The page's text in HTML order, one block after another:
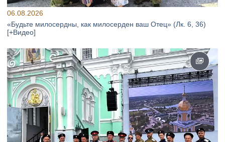
06.08.2026
«Будьте милосердны, как милосерден ваш Отец» (Лк. 6, 36)
[+Видео]